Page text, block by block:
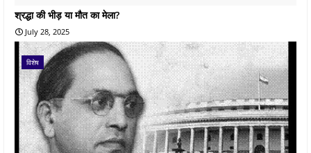
श्रद्धा की भीड़ या मौत का मेला?
July 28, 2025
विशेष